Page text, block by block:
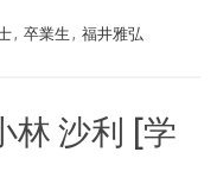
, 卒業生 , 福井雅弘
林 沙利 [学